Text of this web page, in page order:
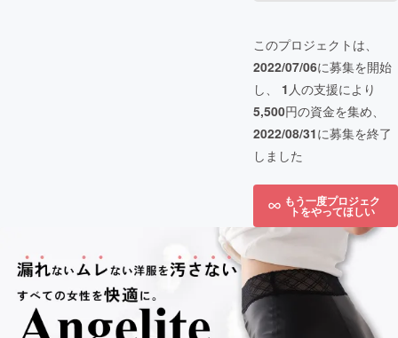
このプロジェクトは、
2022/07/06に募集を開始
し、 1 人の支援により
5,500円の資金を集め、
2022/08/31に募集を終了
しました
もう一度プロジェク
トをやってほしい